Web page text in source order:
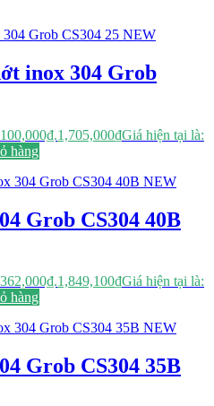
inox 304 Grob
1,705,000₫Giá hiện tại là:
hàng
Grob CS304 40B
1,849,100₫Giá hiện tại là:
hàng
Grob CS304 35B